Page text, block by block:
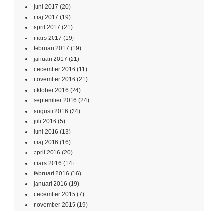
juni 2017 (20)
maj 2017 (19)
april 2017 (21)
mars 2017 (19)
februari 2017 (19)
januari 2017 (21)
december 2016 (11)
november 2016 (21)
oktober 2016 (24)
september 2016 (24)
augusti 2016 (24)
juli 2016 (5)
juni 2016 (13)
maj 2016 (16)
april 2016 (20)
mars 2016 (14)
februari 2016 (16)
januari 2016 (19)
december 2015 (7)
november 2015 (19)